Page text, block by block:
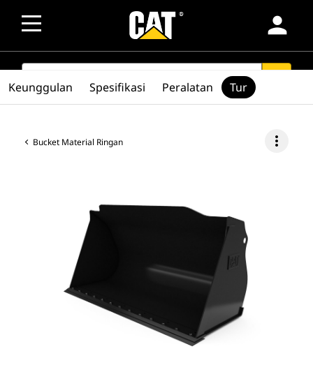
person
SEARCH
Bucket Material Ringan more_vert
Keunggulan Spesifikasi Peralatan Tur